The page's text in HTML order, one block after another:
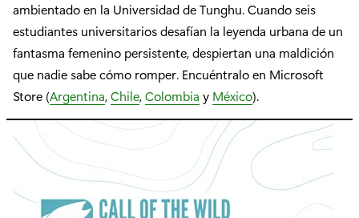
ambientado en la Universidad de Tunghu. Cuando seis
estudiantes universitarios desafían la leyenda urbana de un
fantasma femenino persistente, despiertan una maldición
que nadie sabe cómo romper. Encuéntralo en Microsoft
Store (Argentina,Chile,Colombia y México).